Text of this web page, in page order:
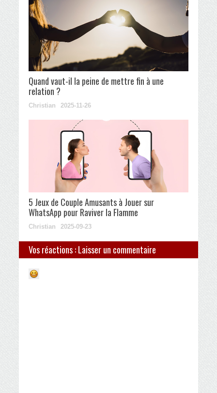
Quand vaut-il la peine de mettre fin à une
relation ?
Christian 2025-11-26
5 Jeux de Couple Amusants à Jouer sur
WhatsApp pour Raviver la Flamme
Christian 2025-09-23
Vos réactions : Laisser un commentaire